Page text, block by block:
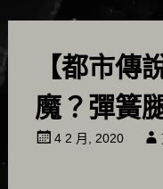
【都市傳
魔？彈簧
4 2 月, 2020